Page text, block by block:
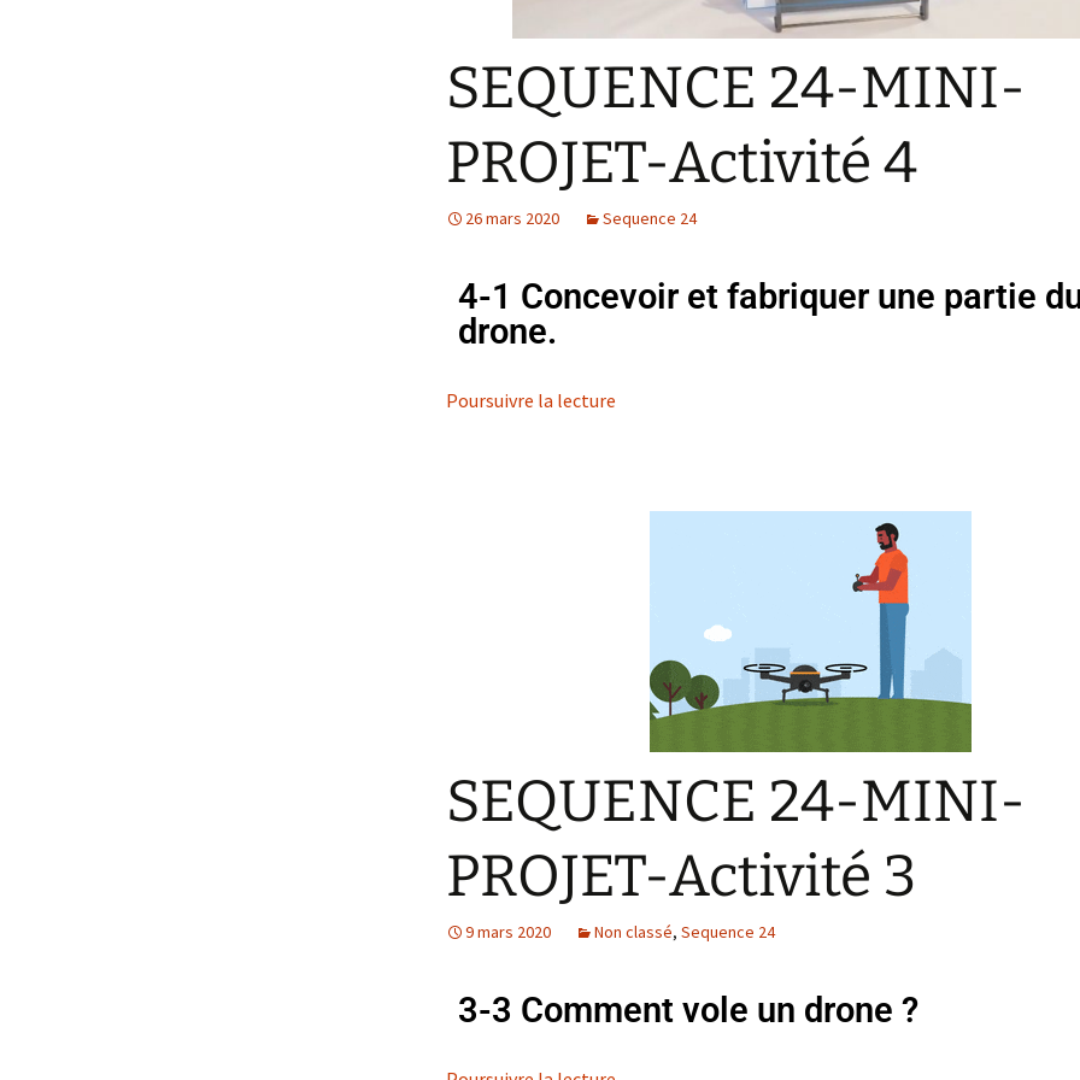
SEQUENCE 24-MINI-
PROJET-Activité 4
26 mars 2020 Sequence 24
4-1 Concevoir et fabriquer une partie
drone.
Poursuivre la lecture
SEQUENCE 24-MINI-
PROJET-Activité 3
9 mars 2020 Non classé, Sequence 24
3-3 Comment vole un drone ?